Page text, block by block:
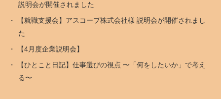
説明会が開催されました
【就職支援会】アスコープ株式会社様 説明会が開催されまし
た
【4月度企業説明会】
【ひとこと日記】仕事選びの視点 〜「何をしたいか」で考え
る〜